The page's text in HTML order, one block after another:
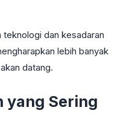
dan kesadaran
lebih banyak
datang.
yang Sering